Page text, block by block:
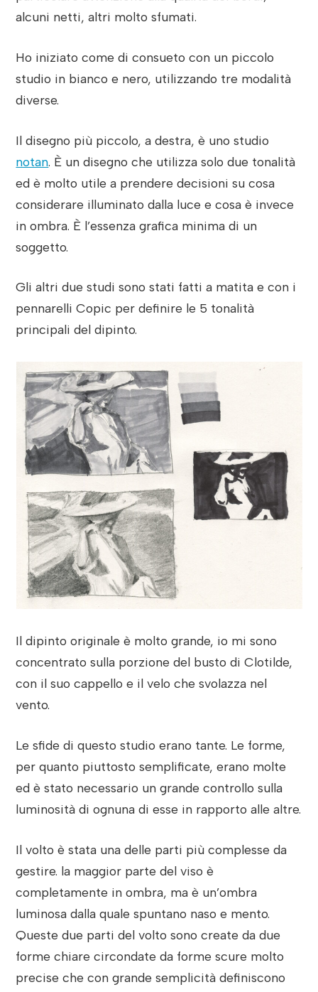
alcuni netti, altri molto sfumati.
Ho iniziato come di consueto con un piccolo
studio in bianco e nero, utilizzando tre modalità
diverse.
Il disegno più piccolo, a destra, è uno studio
notan. È un disegno che utilizza solo due tonalità
ed è molto utile a prendere decisioni su cosa
considerare illuminato dalla luce e cosa è invece
in ombra. È l’essenza grafica minima di un
soggetto.
Gli altri due studi sono stati fatti a matita e con i
pennarelli Copic per definire le 5 tonalità
principali del dipinto.
Il dipinto originale è molto grande, io mi sono
concentrato sulla porzione del busto di Clotilde,
con il suo cappello e il velo che svolazza nel
vento.
Le sfide di questo studio erano tante. Le forme,
per quanto piuttosto semplificate, erano molte
ed è stato necessario un grande controllo sulla
luminosità di ognuna di esse in rapporto alle altre.
Il volto è stata una delle parti più complesse da
gestire. la maggior parte del viso è
completamente in ombra, ma è un’ombra
luminosa dalla quale spuntano naso e mento.
Queste due parti del volto sono create da due
forme chiare circondate da forme scure molto
precise che con grande semplicità definiscono